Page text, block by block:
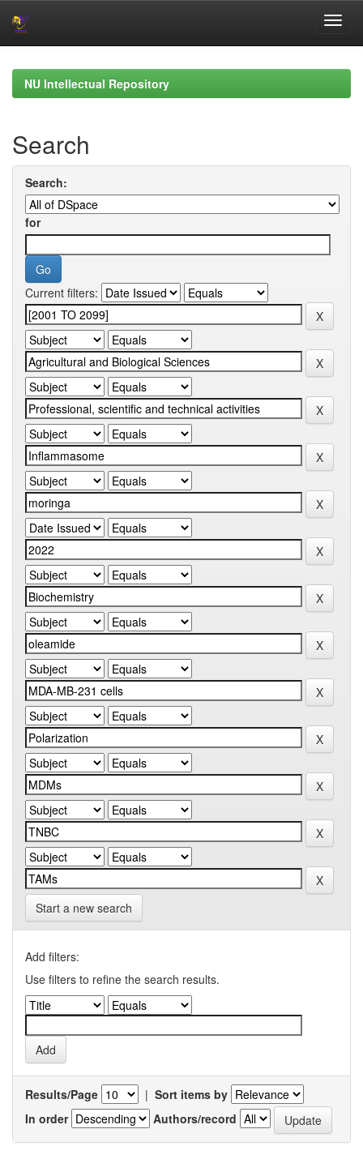
navigationNU Intellectual Repository
Search
Search:
for
Current filters:
Start a new search
Add filters:
Use filters to refine the search results.
Results/Page | Sort items by
In order
Authors/record